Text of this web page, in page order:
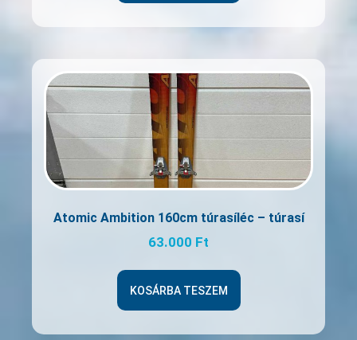
Atomic Ambition 160cm túrasíléc – túrasí
63.000 Ft
KOSÁRBA TESZEM